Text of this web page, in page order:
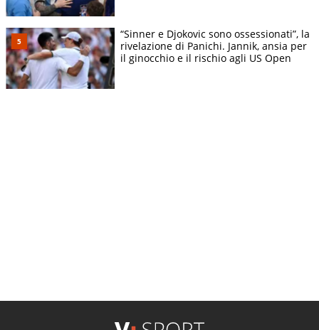
“Sinner e Djokovic sono ossessionati”, la
rivelazione di Panichi. Jannik, ansia per
il ginocchio e il rischio agli US Open